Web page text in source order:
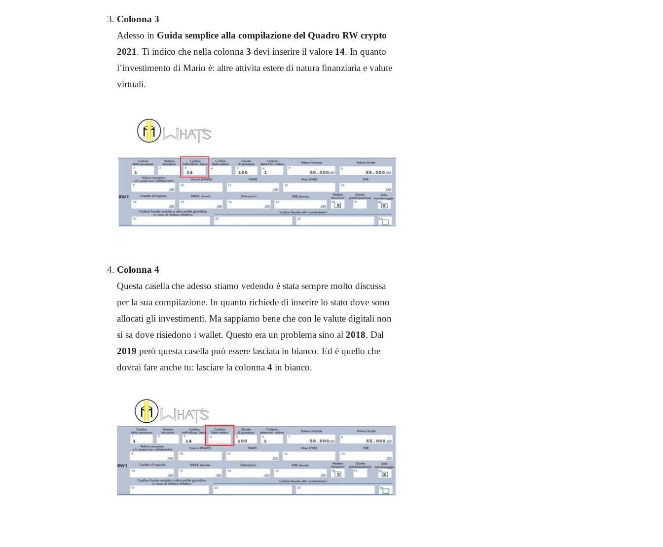
Colonna 3
Adesso in Guida semplice alla compilazione del Quadro RW crypto
2021. Ti indico che nella colonna 3 devi inserire il valore 14. In quanto
l’investimento di Mario è: altre attivita estere di natura finanziaria e valute
virtuali.
Colonna 4
Questa casella che adesso stiamo vedendo è stata sempre molto discussa
per la sua compilazione. In quanto richiede di inserire lo stato dove sono
allocati gli investimenti. Ma sappiamo bene che con le valute digitali non
si sa dove risiedono i wallet. Questo era un problema sino al 2018. Dal
2019 però questa casella può essere lasciata in bianco. Ed è quello che
dovrai fare anche tu: lasciare la colonna 4 in bianco.